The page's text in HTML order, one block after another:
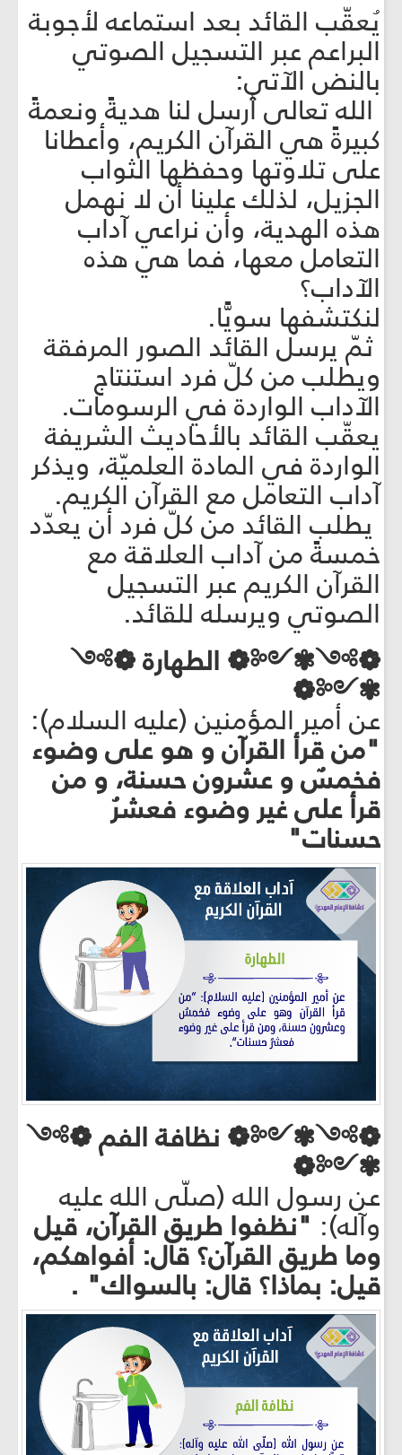
يُعقّب القائد بعد استماعه لأجوبة
البراعم عبر التسجيل الصوتي
بالنض الآتي:
الله تعالى أرسل لنا هديةً ونعمةً
كبيرةً هي القرآن الكريم، وأعطانا
على تلاوتها وحفظها الثواب
الجزيل، لذلك علينا أن لا نهمل
هذه الهدية، وأن نراعي آداب
التعامل معها، فما هي هذه
الآداب؟
لنكتشفها سويًّا.
ثمّ يرسل القائد الصور المرفقة
ويطلب من كلّ فرد استنتاج
الآداب الواردة في الرسومات.
يعقّب القائد بالأحاديث الشريفة
الواردة في المادة العلميّة، ويذكر
آداب التعامل مع القرآن الكريم.
يطلب القائد من كلّ فرد أن يعدّد
خمسةً من آداب العلاقة مع
القرآن الكريم عبر التسجيل
الصوتي ويرسله للقائد.
❁༻✾༺❁ الطهارة ❁༻
✾༺❁
عن أمير المؤمنين (عليه السلام):
"من قرأ القرآن و هو على وضوء
فخمسٌ و عشرون حسنة، و من
قرأ على غير وضوء فعشرُ
حسنات"
❁༻✾༺❁ نظافة الفم ❁༻
✾༺❁
عن رسول الله (صلّى الله عليه
وآله): "نظفوا طريق القرآن، قيل
وما طريق القرآن؟ قال: أفواهكم،
قيل: بماذا؟ قال: بالسواك" .